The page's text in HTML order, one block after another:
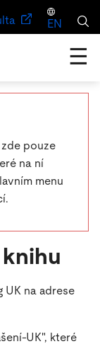
EN
☰
zde pouze
na ní
menu
UK na adrese
UK", které